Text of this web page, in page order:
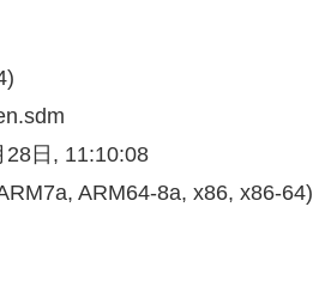
28日, 11:10:08
ARM64-8a, x86, x86-64)